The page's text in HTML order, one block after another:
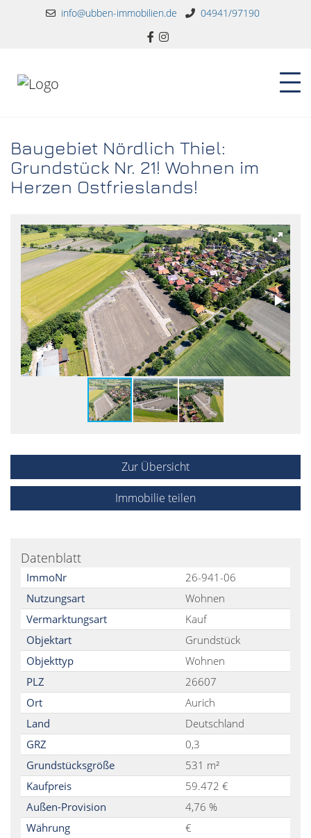
info@ubben-immobilien.de 04941/97190
Baugebiet Nördlich Thiel:
Grundstück Nr. 21! Wohnen im
Herzen Ostfrieslands!
Zur Übersicht
Immobilie teilen
Datenblatt
ImmoNr
26-941-06
Nutzungsart
Wohnen
Vermarktungsart
Kauf
Objektart
Grundstück
Objekttyp
Wohnen
PLZ
26607
Ort
Aurich
Land
Deutschland
GRZ
0,3
Grundstücksgröße
531 m²
Kaufpreis
59.472 €
Außen-Provision
4,76 %
Währung
€